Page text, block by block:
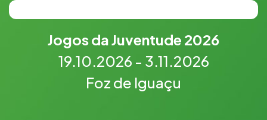
04/08/2026
COB entra na reta final de
Jogos da Juventude 2026
19.10.2026 - 3.11.2026
Foz de Iguaçu